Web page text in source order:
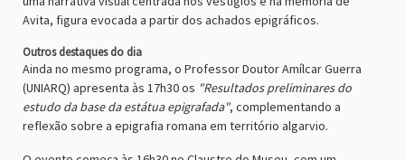
Avita, figura evocada a partir dos achados epigráficos.
Outros destaques do dia
Ainda no mesmo programa, o Professor Doutor Amílcar Guerra
(UNIARQ) apresenta às 17h30 os "Resultados preliminares do
estudo da base da estátua epigrafada", complementando a
reflexão sobre a epigrafia romana em território algarvio.